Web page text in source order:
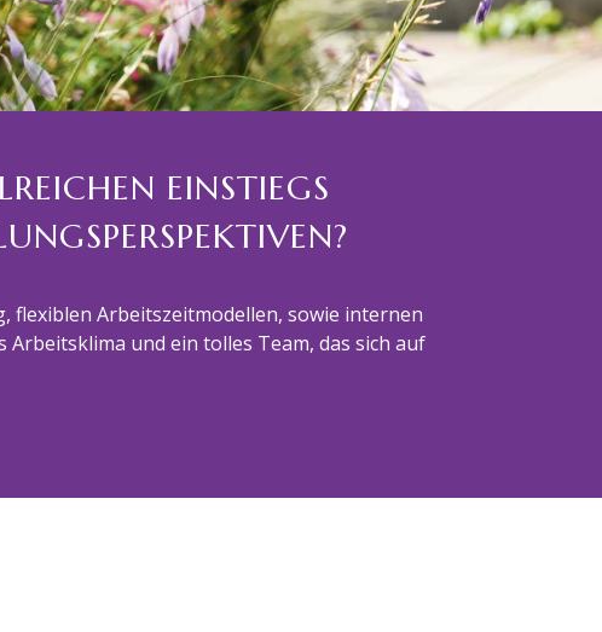
EINSTIEGS
PERSPEKTIVEN?
Arbeitszeitmodellen, sowie internen
und ein tolles Team, das sich auf